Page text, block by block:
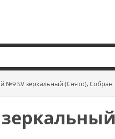
№9 SV зеркальный (Снято), Собран